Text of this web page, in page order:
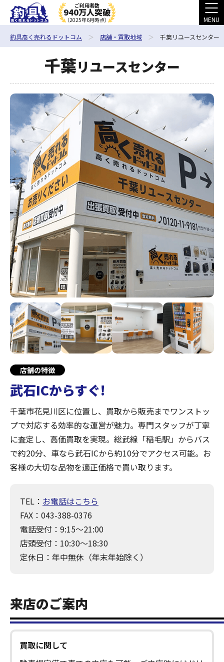
ご利用者数
940万人突破
（2025年6月時点） MENU
釣具高く売れるドットコム 店舗・買取地域 千葉リユースセンター
千葉リユースセンター
店舗の特徴
武石ICからすぐ!
千葉市花見川区に位置し、買取から販売までワンストッ
プで対応する効率的な運営が魅力。専門スタッフが丁寧
に査定し、高価買取を実現。総武線「稲毛駅」からバス
で約20分、車なら武石ICから約10分でアクセス可能。お
客様の大切な品物を適正価格で買い取ります。
TEL： お電話はこちら
FAX：043-388-0376
電話受付：9:15～21:00
店頭受付：10:30～18:30
定休日：年中無休（年末年始除く）
来店のご案内
買取に関して